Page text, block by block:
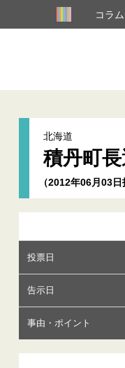
コラム
北海道
積丹町
（2012年06月03日
投票日
告示日
事由・ポイント